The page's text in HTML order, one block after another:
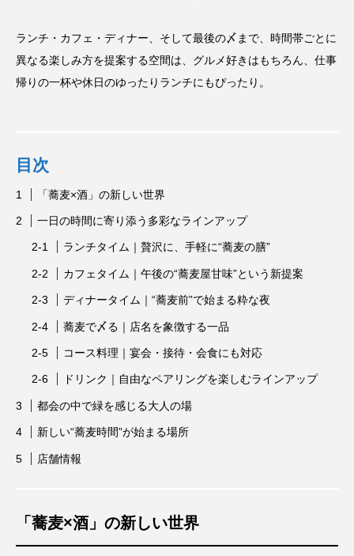
ランチ・カフェ・ディナー、そして最後の〆まで、時間帯ごとに
異なる楽しみ方を提案する空間は、グルメ好きはもちろん、仕事
帰りの一杯や休日のゆったりランチにもぴったり。
目次
「蕎麦×酒」の新しい世界
一日の時間に寄り添う多彩なラインアップ
ランチタイム｜贅沢に、手軽に“蕎麦の膳”
カフェタイム｜午後の“蕎麦屋甘味”という新提案
ディナータイム｜“蕎麦前”で始まる粋な夜
蕎麦で〆る｜店名を象徴する一品
コース料理｜宴会・接待・会食にも対応
ドリンク｜自由なペアリングを楽しむラインアップ
都会の中で緑を感じる大人の場
新しい“蕎麦時間”が始まる場所
店舗情報
「蕎麦×酒」の新しい世界